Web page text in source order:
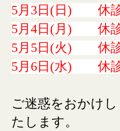
5月3日(日) 休診
5月4日(月) 休診
5月5日(火) 休診
5月6日(水) 休診
ご迷惑をおかけ
たします。